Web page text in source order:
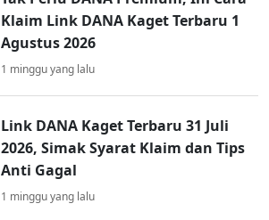
Klaim Link DANA Kaget Terbaru 1
Agustus 2026
1 minggu yang lalu
Link DANA Kaget Terbaru 31 Juli
2026, Simak Syarat Klaim dan Tips
Anti Gagal
1 minggu yang lalu